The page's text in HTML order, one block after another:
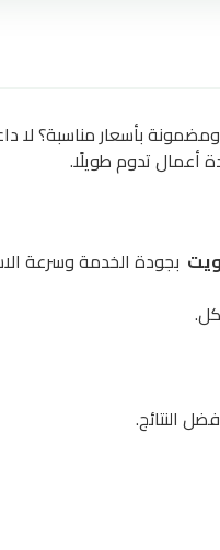
ومضمونة بأسعار مناسبة؟
أعمال تدوم طويلًا.
بجودة الخدمة وسرعة
النتائج.